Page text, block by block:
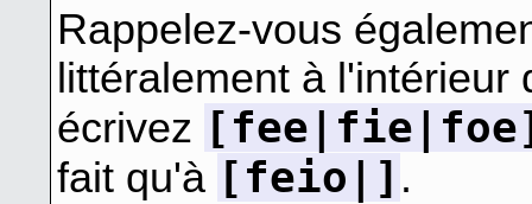
Rappelez-vous
littéralement à
écrivez
fait qu'à [feio|] .